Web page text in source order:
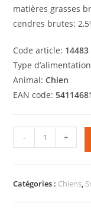
matières grasses
cendres brutes:
Code article: 14483
Type
Animal:Chien
EAN code:
- +
Catégories : Chiens,